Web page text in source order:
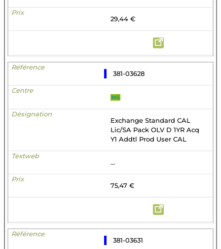
29,44 €
381-03628
MS
Exchange Standard CAL
Lic/SA Pack OLV D 1YR Acq
Y1 Addtl Prod User CAL
...
75,47 €
381-03631